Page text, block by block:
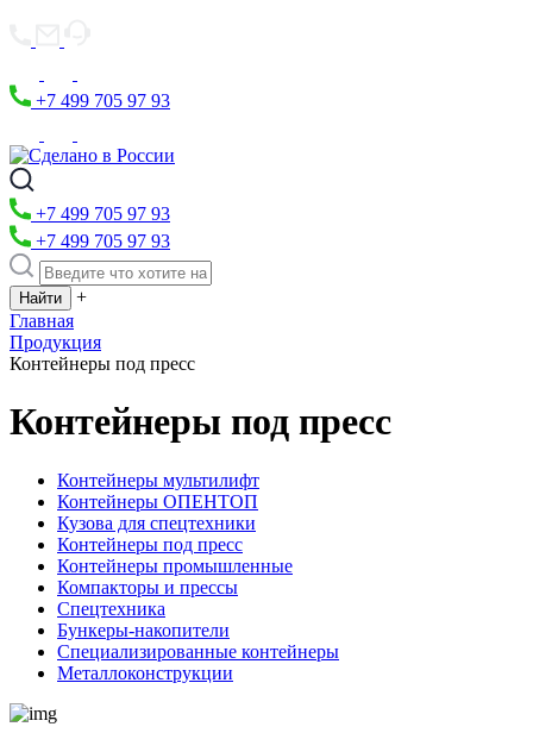
+7 499 705 97 93
+7 499 705 97 93
+7 499 705 97 93
+
Главная
Продукция
Контейнеры под пресс
Контейнеры под пресс
Контейнеры мультилифт
Контейнеры ОПЕНТОП
Кузова для спецтехники
Контейнеры под пресс
Контейнеры промышленные
Компакторы и прессы
Спецтехника
Бункеры-накопители
Специализированные контейнеры
Металлоконструкции